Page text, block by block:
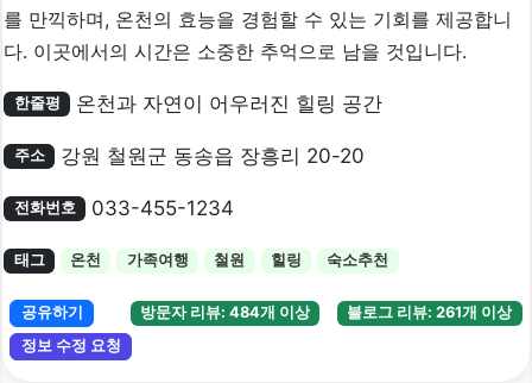
를 만끽하며, 온천의 효능을 경험할 수 있는 기회를 제공합니
다. 이곳에서의 시간은 소중한 추억으로 남을 것입니다.
한줄평 온천과 자연이 어우러진 힐링 공간
주소 강원 철원군 동송읍 장흥리 20-20
전화번호 033-455-1234
태그 온천 가족여행 철원 힐링 숙소추천
블로그 리뷰: 261개 이상
방문자 리뷰: 484개 이상
공유하기
정보 수정 요청